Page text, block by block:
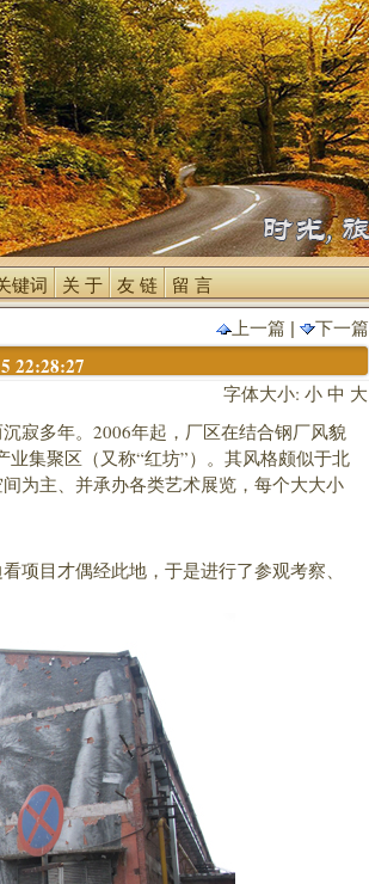
键词 关 于 友 链 留 言
上一篇 | 下一篇
22:28:27
字体大小: 小 中 大
多年。2006年起，厂区在结合钢厂风貌
集聚区（又称“红坊”）。其风格颇似于北
为主、并承办各类艺术展览，每个大大小
目才偶经此地，于是进行了参观考察、